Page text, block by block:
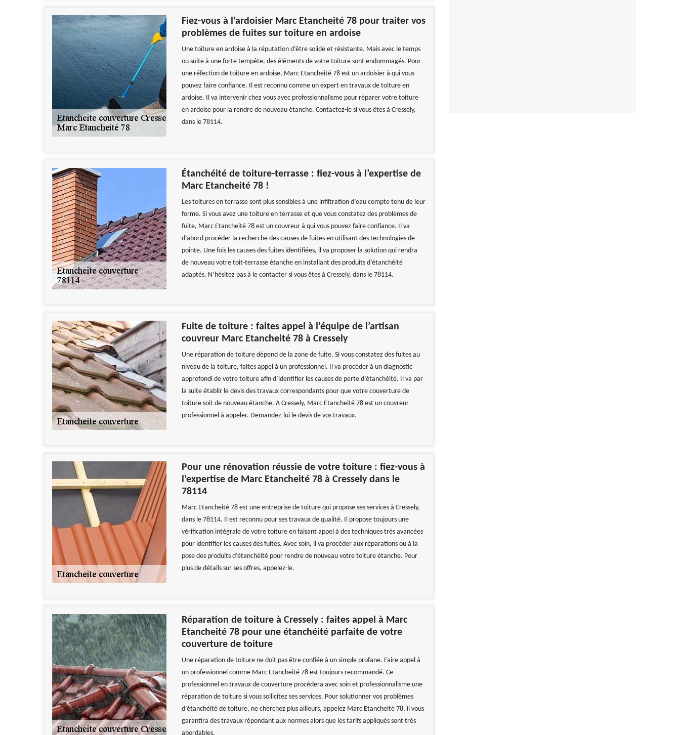
Fiez-vous à l’ardoisier Marc Etancheité 78 pour traiter vos
problèmes de fuites sur toiture en ardoise
Une toiture en ardoise à la réputation d’être solide et résistante. Mais avec le temps
ou suite à une forte tempête, des éléments de votre toiture sont endommagés. Pour
une réfection de toiture en ardoise, Marc Etancheité 78 est un ardoisier à qui vous
pouvez faire confiance. Il est reconnu comme un expert en travaux de toiture en
ardoise. Il va intervenir chez vous avec professionnalisme pour réparer votre toiture
en ardoise pour la rendre de nouveau étanche. Contactez-le si vous êtes à Cressely,
dans le 78114.
Étanchéité de toiture-terrasse : fiez-vous à l’expertise de
Marc Etancheité 78 !
Les toitures en terrasse sont plus sensibles à une infiltration d’eau compte tenu de leur
forme. Si vous avez une toiture en terrasse et que vous constatez des problèmes de
fuite, Marc Etancheité 78 est un couvreur à qui vous pouvez faire confiance. Il va
d’abord procéder la recherche des causes de fuites en utilisant des technologies de
pointe. Une fois les causes des fuites identifiées, il va proposer la solution qui rendra
de nouveau votre toit-terrasse étanche en installant des produits d’étanchéité
adaptés. N’hésitez pas à le contacter si vous êtes à Cressely, dans le 78114.
Fuite de toiture : faites appel à l’équipe de l’artisan
couvreur Marc Etancheité 78 à Cressely
Une réparation de toiture dépend de la zone de fuite. Si vous constatez des fuites au
niveau de la toiture, faites appel à un professionnel. Il va procéder à un diagnostic
approfondi de votre toiture afin d’identifier les causes de perte d’étanchéité. Il va par
la suite établir le devis des travaux correspondants pour que votre couverture de
toiture soit de nouveau étanche. A Cressely, Marc Etancheité 78 est un couvreur
professionnel à appeler. Demandez-lui le devis de vos travaux.
Pour une rénovation réussie de votre toiture : fiez-vous à
l’expertise de Marc Etancheité 78 à Cressely dans le
78114
Marc Etancheité 78 est une entreprise de toiture qui propose ses services à Cressely,
dans le 78114. Il est reconnu pour ses travaux de qualité. Il propose toujours une
vérification intégrale de votre toiture en faisant appel à des techniques très avancées
pour identifier les causes des fuites. Avec soin, il va procéder aux réparations ou à la
pose des produits d’étanchéité pour rendre de nouveau votre toiture étanche. Pour
plus de détails sur ses offres, appelez-le.
Réparation de toiture à Cressely : faites appel à Marc
Etancheité 78 pour une étanchéité parfaite de votre
couverture de toiture
Une réparation de toiture ne doit pas être confiée à un simple profane. Faire appel à
un professionnel comme Marc Etancheité 78 est toujours recommandé. Ce
professionnel en travaux de couverture procédera avec soin et professionnalisme une
réparation de toiture si vous sollicitez ses services. Pour solutionner vos problèmes
d’étanchéité de toiture, ne cherchez plus ailleurs, appelez Marc Etancheité 78, il vous
garantira des travaux répondant aux normes alors que les tarifs appliqués sont très
abordables.